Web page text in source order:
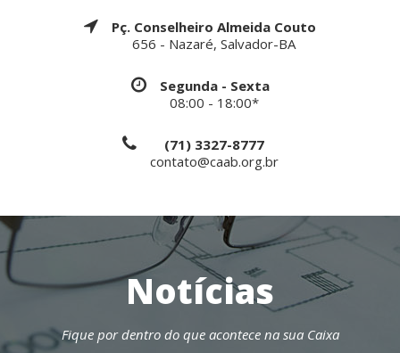
Pç. Conselheiro Almeida Couto
656 - Nazaré, Salvador-BA
Segunda - Sexta
08:00 - 18:00*
(71) 3327-8777
contato@caab.org.br
Notícias
Fique por dentro do que acontece na sua Caixa